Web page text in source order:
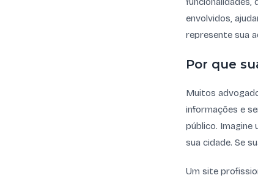
envolvidos,
represente sua
Por que
Muitos
informações e
público.
sua cidade. Se
Um site